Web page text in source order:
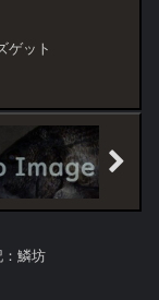
ゲット
：鱗坊